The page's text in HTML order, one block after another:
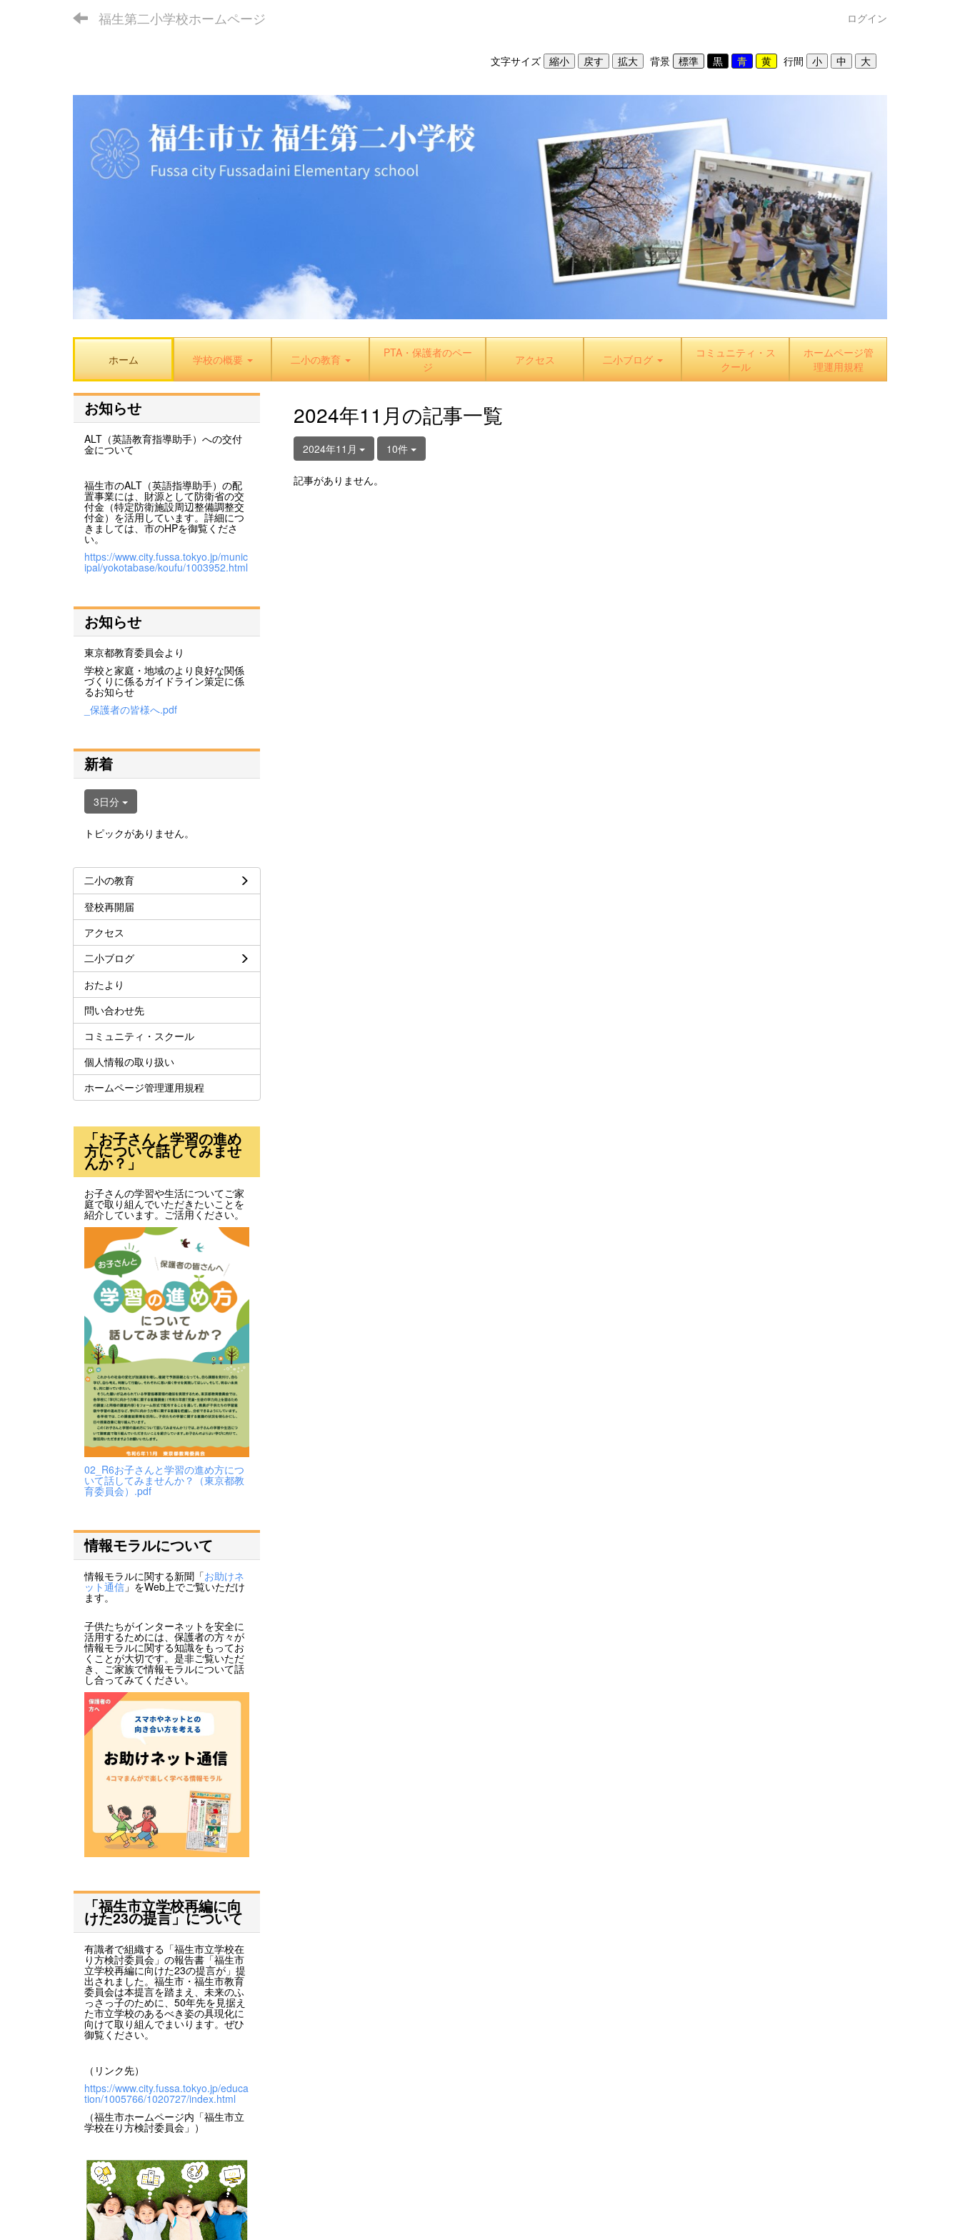
福生第二小学校ホームページ ログイン
文字サイズ 背景 行間
ホーム 学校の概要 二小の教育
PTA・保護者のペー
ジ
アクセス 二小ブログ
コミュニティ・ス
クール
ホームページ管
理運用規程
2024年11月の記事一覧
2024年11月 10件
記事がありません。
お知らせ
ALT（英語教育指導助手）への交付
金について
福生市のALT（英語指導助手）の配
置事業には、財源として防衛省の交
付金（特定防衛施設周辺整備調整交
付金）を活用しています。詳細につ
きましては、市のHPを御覧くださ
い。
https://www.city.fussa.tokyo.jp/munic
ipal/yokotabase/koufu/1003952.html
お知らせ
東京都教育委員会より
学校と家庭・地域のより良好な関係
づくりに係るガイドライン策定に係
るお知らせ
_保護者の皆様へ.pdf
新着
3日分
トピックがありません。
二小の教育
登校再開届
アクセス
二小ブログ
おたより
問い合わせ先
コミュニティ・スクール
個人情報の取り扱い
ホームページ管理運用規程
「お子さんと学習の進め
方について話してみませ
んか？」
お子さんの学習や生活についてご家
庭で取り組んでいただきたいことを
紹介しています。ご活用ください。
02_R6お子さんと学習の進め方につ
いて話してみませんか？（東京都教
育委員会）.pdf
情報モラルについて
情報モラルに関する新聞「お助けネ
ット通信 」をWeb上でご覧いただけ
ます。
子供たちがインターネットを安全に
活用するためには、保護者の方々が
情報モラルに関する知識をもってお
くことが大切です。是非ご覧いただ
き、ご家族で情報モラルについて話
し合ってみてください。
「福生市立学校再編に向
けた23の提言」について
有識者で組織する「福生市立学校在
り方検討委員会」の報告書「福生市
立学校再編に向けた23の提言が」提
出されました。福生市・福生市教育
委員会は本提言を踏まえ、未来のふ
っさっ子のために、50年先を見据え
た市立学校のあるべき姿の具現化に
向けて取り組んでまいります。ぜひ
御覧ください。
（リンク先）
https://www.city.fussa.tokyo.jp/educa
tion/1005766/1020727/index.html
（福生市ホームページ内「福生市立
学校在り方検討委員会」）